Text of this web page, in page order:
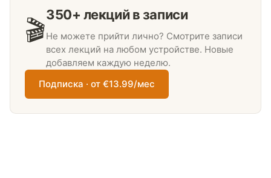
🎬350+ лекций в записи
Не можете прийти лично? Смотрите записи
всех лекций на любом устройстве. Новые
добавляем каждую неделю.
Подписка · от €13.99/мес